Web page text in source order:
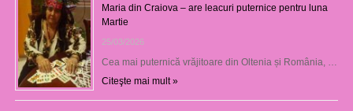
Maria din Craiova – are leacuri puternice pentru luna
Martie
25/03/2026
Cea mai puternică vrăjitoare din Oltenia și România, …
Citeşte mai mult »